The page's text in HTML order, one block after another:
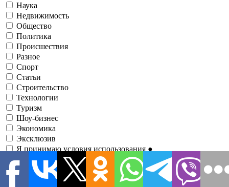
Наука
Недвижимость
Общество
Политика
Происшествия
Разное
Спорт
Статьи
Строительство
Технологии
Туризм
Шоу-бизнес
Экономика
Эксклюзив
Я принимаю условия использования ●
Зарегистрировавшись, вы соглашаетесь с нашимиУсловиями
использования
и соглашаетесь с тем, что информационно-
аналитический портал1RRE может иногда связываться с вами